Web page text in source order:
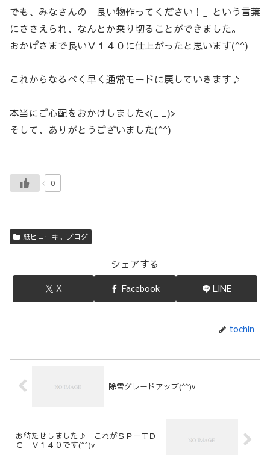
でも、みなさんの「良い物作ってください！」という言葉
にささえられ、なんとか乗り切ることができました。
おかげさまで良いＶ１４０に仕上がったと思います(^^)
これからなるべく早く通常モードに戻していきます♪
本当にご心配をおかけしました<(_ _)>
そして、ありがとうございました(^^)
0
紙ヒコーキ。ブログ
シェアする
X Facebook LINE
tochin
除雪グレードアップ(^^)v
お待たせしました♪ これがＳＰ－ＴＤ
Ｃ Ｖ１４０です(^^)v